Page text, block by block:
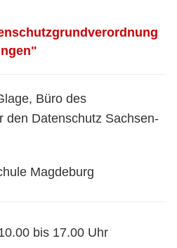
Büro des
den Datenschutz Sachsen-
Magdeburg
bis 17.00 Uhr